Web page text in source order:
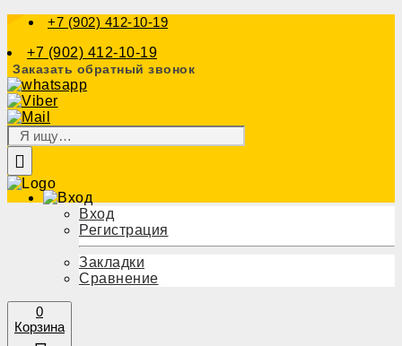
+7 (902) 412-10-19
+7 (902) 412-10-19
Заказать обратный звонок
Вход
Регистрация
Закладки
Сравнение
0
Корзина